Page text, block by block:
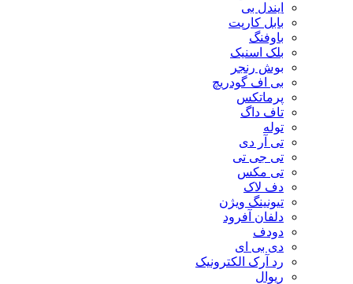
ایندل بی
بابل کارپت
باوفنگ
بلک اسنیک
بوش رنجر
بی اف گودریچ
پرماتکس
تاف داگ
توله
تی آر دی
تی جی تی
تی مکس
دف لاک
تیونینگ ویژن
دلفان آفرود
دودف
دی بی ای
رد آرک الکترونیک
ریوال